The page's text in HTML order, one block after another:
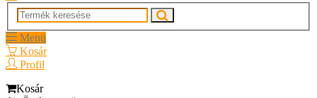
Menü
Kosár
Profil
Kosár